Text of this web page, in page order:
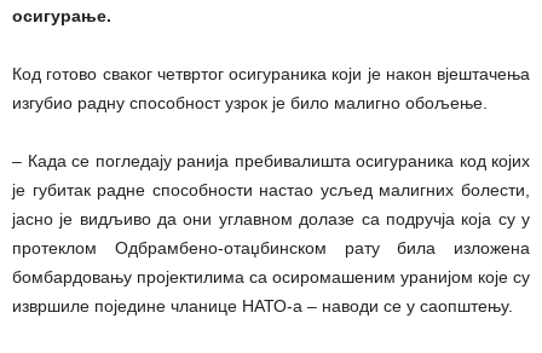
осигурање.
Код готово сваког четвртог осигураника који је након вјештачења
изгубио радну способност узрок је било малигно обољење.
– Када се погледају ранија пребивалишта осигураника код којих
је губитак радне способности настао усљед малигних болести,
јасно је видљиво да они углавном долазе са подручја која су у
протеклом Одбрамбено-отаџбинском рату била изложена
бомбардовању пројектилима са осиромашеним уранијом које су
извршиле поједине чланице НАТО-а – наводи се у саопштењу.